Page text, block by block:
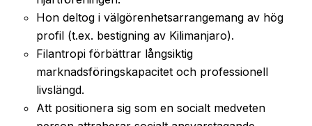
Hon deltog i välgörenhetsarrangemang av hög
profil (t.ex. bestigning av Kilimanjaro).
Filantropi förbättrar långsiktig
marknadsföringskapacitet och professionell
livslängd.
Att positionera sig som en socialt medveten